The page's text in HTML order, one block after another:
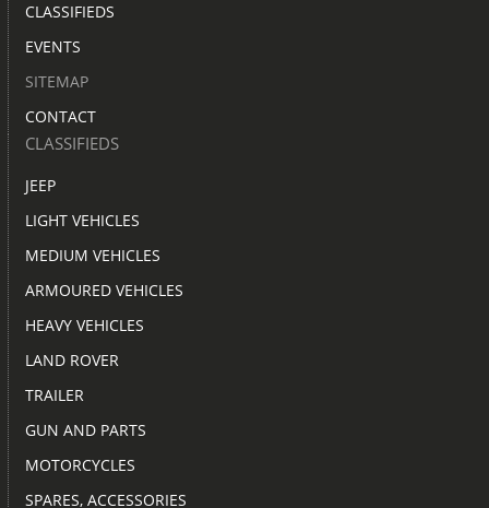
CLASSIFIEDS
EVENTS
SITEMAP
CONTACT
CLASSIFIEDS
JEEP
LIGHT VEHICLES
MEDIUM VEHICLES
ARMOURED VEHICLES
HEAVY VEHICLES
LAND ROVER
TRAILER
GUN AND PARTS
MOTORCYCLES
SPARES, ACCESSORIES